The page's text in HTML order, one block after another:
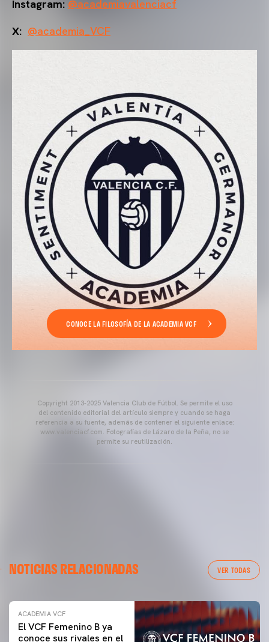
Instagram: @academiavalenciacf
X: @academia_VCF
CONOCE LA FILOSOFÍA DE LA ACADEMIA VCF
Copyright 2013-2025 Valencia Club de Fútbol. Se permite el uso
del contenido editorial del artículo siempre y cuando se haga
referencia a su fuente, además de contener el siguiente enlace:
www.valenciacf.com. Fotografías de Lázaro de la Peña, no se
permite su reutilización.
NOTICIAS RELACIONADAS VER TODAS
ACADEMIA VCF
El VCF Femenino B ya
conoce sus rivales en el